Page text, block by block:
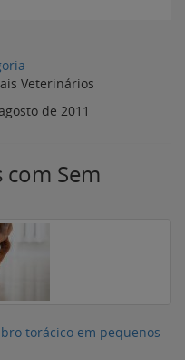
Veterinários
de 2011
Sem
torácico em pequenos